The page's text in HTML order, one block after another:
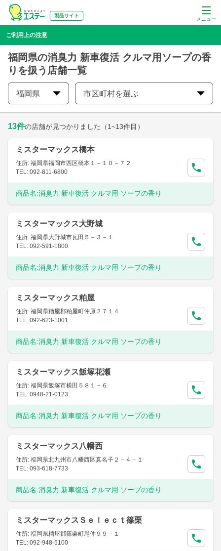
メニュー
製品サイト
ご利用上の注意
福岡県の消臭力 新車復活 クルマ用ソープの香
りを扱う店舗一覧
福岡県 市区町村を選ぶ
13件の店舗が見つかりました （1~13件目）
ミスターマックス橋本
住所: 福岡県福岡市西区橋本１－１０－７２
TEL: 092-811-6800
商品名:消臭力 新車復活 クルマ用 ソープの香り
ミスターマックス大野城
住所: 福岡県大野城市瓦田５－３－１
TEL: 092-591-1800
商品名:消臭力 新車復活 クルマ用 ソープの香り
ミスターマックス粕屋
住所: 福岡県糟屋郡粕屋町仲原２７１４
TEL: 092-623-1001
商品名:消臭力 新車復活 クルマ用 ソープの香り
ミスターマックス飯塚花瀬
住所: 福岡県飯塚市横田５８１－６
TEL: 0948-21-0123
商品名:消臭力 新車復活 クルマ用 ソープの香り
ミスターマックス八幡西
住所: 福岡県北九州市八幡西区真名子２－４－１
TEL: 093-618-7733
商品名:消臭力 新車復活 クルマ用 ソープの香り
ミスターマックスＳｅｌｅｃｔ篠栗
住所: 福岡県糟屋郡篠栗町尾仲９９－１
TEL: 092-948-5100